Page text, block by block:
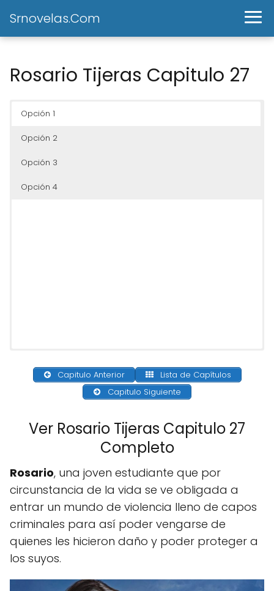
Srnovelas.Com
Rosario Tijeras Capitulo 27
Opción 1
Opción 2
Opción 3
Opción 4
Capitulo Anterior
Lista de Capítulos
Capitulo Siguiente
Ver Rosario Tijeras Capitulo 27
Completo
Rosario, una joven estudiante que por
circunstancia de la vida se ve obligada a
entrar un mundo de violencia lleno de capos
criminales para así poder vengarse de
quienes les hicieron daño y poder proteger a
los suyos.